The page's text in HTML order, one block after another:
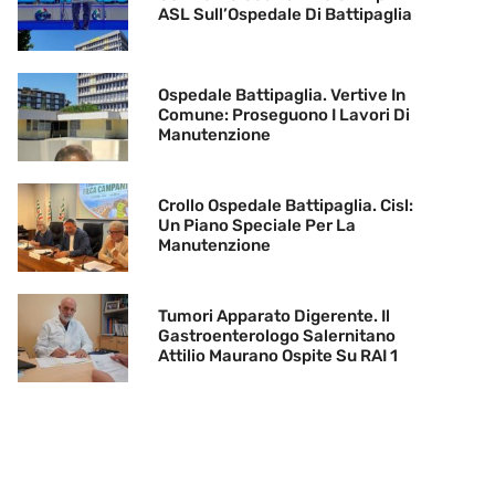
ASL Sull’Ospedale Di Battipaglia
Ospedale Battipaglia. Vertive In
Comune: Proseguono I Lavori Di
Manutenzione
Crollo Ospedale Battipaglia. Cisl:
Un Piano Speciale Per La
Manutenzione
Tumori Apparato Digerente. Il
Gastroenterologo Salernitano
Attilio Maurano Ospite Su RAI 1